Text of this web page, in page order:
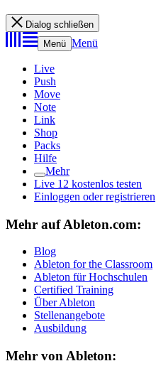
Dialog schließen
Menü Menü
Live
Push
Move
Note
Link
Shop
Packs
Hilfe
Mehr
Live 12 kostenlos testen
Einloggen oder registrieren
Mehr auf Ableton.com:
Blog
Ableton for the Classroom
Ableton für Hochschulen
Certified Training
Über Ableton
Stellenangebote
Ausbildung
Mehr von Ableton: